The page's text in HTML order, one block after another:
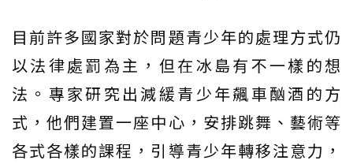
目前許多國家對於問題青少年的處理方式仍
以法律處罰為主，但在冰島有不一樣的想
法。專家研究出減緩青少年飆車酗酒的方
式，他們建置一座中心，安排跳舞、藝術等
各式各樣的課程，引導青少年轉移注意力，